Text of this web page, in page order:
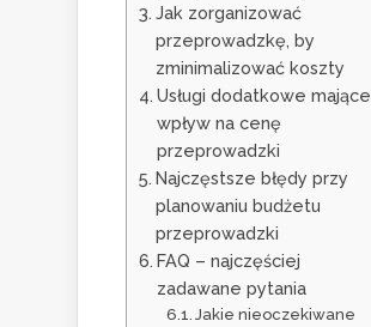
Jak zorganizować
przeprowadzkę, by
zminimalizować koszty
Usługi dodatkowe mające
wpływ na cenę
przeprowadzki
Najczęstsze błędy przy
planowaniu budżetu
przeprowadzki
FAQ – najczęściej
zadawane pytania
Jakie nieoczekiwane